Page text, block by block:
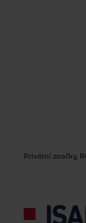
Privátní značky